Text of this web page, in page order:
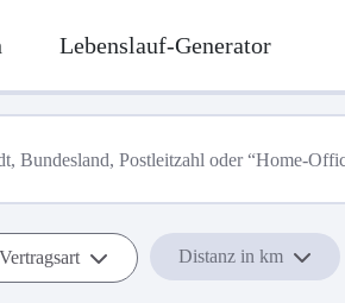
Lebenslauf-Generator
Vertragsart Distanz in km